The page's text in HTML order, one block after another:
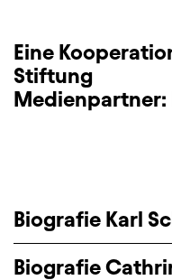
Eine
Stiftung
Medienpartner:
Biografie Karl
Biografie